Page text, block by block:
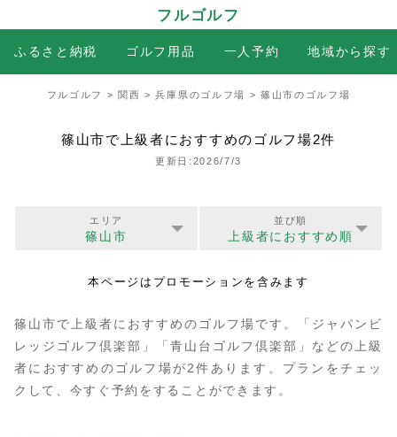
フルゴルフ
ふるさと納税 ゴルフ用品 一人予約 地域から探す
フルゴルフ >関西 >兵庫県のゴルフ場 > 篠山市のゴルフ場
篠山市で上級者におすすめのゴルフ場2件
更新日:2026/7/3
エリア
篠山市
並び順
上級者におすすめ順
本ページはプロモーションを含みます
篠山市で上級者におすすめのゴルフ場です。「ジャパンビ
レッジゴルフ倶楽部」「青山台ゴルフ倶楽部」などの上級
者におすすめのゴルフ場が2件あります。プランをチェッ
クして、今すぐ予約をすることができます。